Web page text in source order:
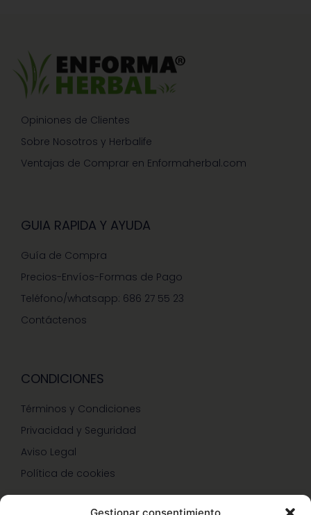
Opiniones de Clientes
Sobre Nosotros y Herbalife
Ventajas de Comprar en Enformaherbal.com
GUIA RAPIDA Y AYUDA
Guía de Compra
Precios-Envíos-Formas de Pago
Teléfono/whatsapp: 686 27 55 23
Contáctenos
CONDICIONES
Términos y Condiciones
Privacidad y Seguridad
Aviso Legal
Política de cookies